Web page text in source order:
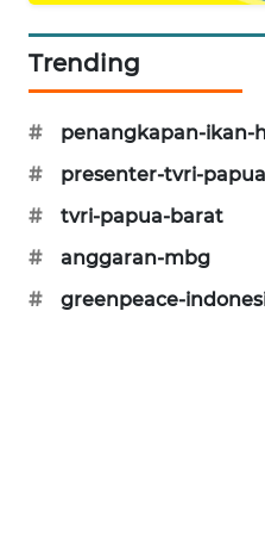
Trending
#
penangkapan-ikan-
#
presenter-tvri-
#
tvri-papua-barat
#
anggaran-mbg
#
greenpeace-
KARING
NEWS
JURNAL
HUMBANG
NEWS
GARONGGANG